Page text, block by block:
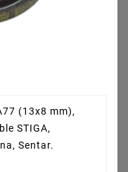
(13x8 mm),
STIGA,
Sentar.